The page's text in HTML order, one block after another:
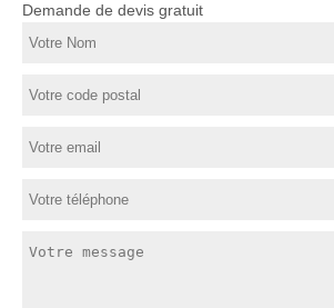
Demande de devis gratuit